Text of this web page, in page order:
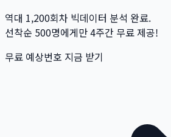
역대 1,200회차 빅데이터 분석 완료.
선착순 500명에게만 4주간 무료 제공!
무료 예상번호 지금 받기